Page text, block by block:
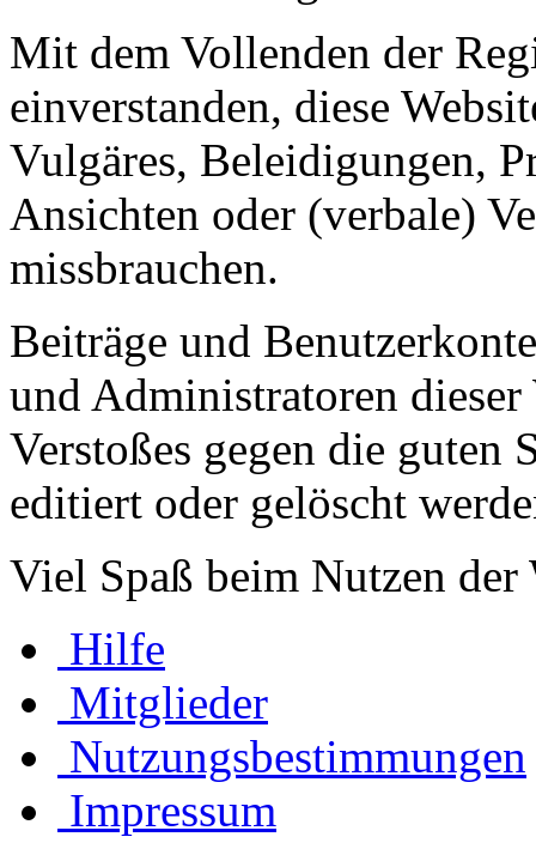
Mit dem Vollenden der
einverstanden, diese
Vulgäres, Beleidigungen,
Ansichten oder (verbale)
missbrauchen.
Beiträge und
und Administratoren dieser
Verstoßes gegen die guten
editiert oder gelöscht
Viel Spaß beim Nutzen
Hilfe
Mitglieder
Nutzungsbestimmungen
Impressum